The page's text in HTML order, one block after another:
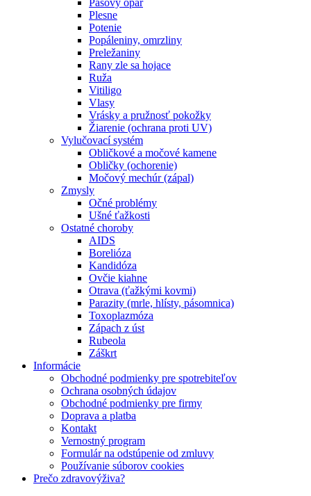
Plesne
Potenie
Popáleniny, omrzliny
Preležaniny
Rany zle sa hojace
Ruža
Vitiligo
Vlasy
Vrásky a pružnosť pokožky
Žiarenie (ochrana proti UV)
Vylučovací systém
Obličkové a močové kamene
Obličky (ochorenie)
Močový mechúr (zápal)
Zmysly
Očné problémy
Ušné ťažkosti
Ostatné choroby
AIDS
Borelióza
Kandidóza
Ovčie kiahne
Otrava (ťažkými kovmi)
Parazity (mrle, hlísty, pásomnica)
Toxoplazmóza
Zápach z úst
Rubeola
Záškrt
Informácie
Obchodné podmienky pre spotrebiteľov
Ochrana osobných údajov
Obchodné podmienky pre firmy
Doprava a platba
Kontakt
Vernostný program
Formulár na odstúpenie od zmluvy
Používanie súborov cookies
Prečo zdravovýživa?